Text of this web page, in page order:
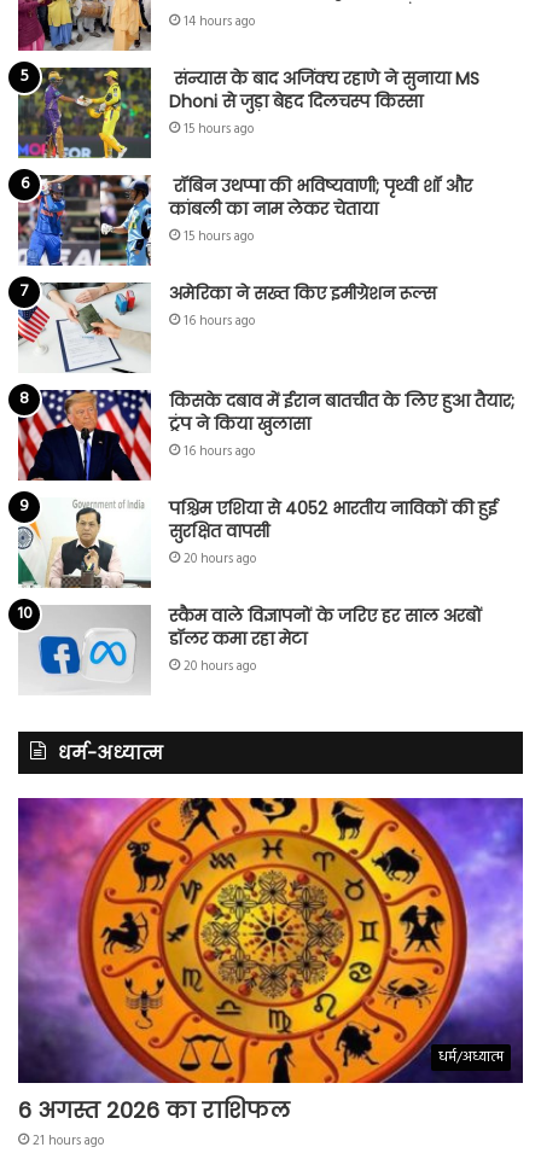
14 hours ago
संन्यास के बाद अजिंक्‍य रहाणे ने सुनाया MS
Dhoni से जुड़ा बेहद दिलचस्प किस्सा
15 hours ago
रॉबिन उथप्पा की भविष्यवाणी; पृथ्वी शॉ और
कांबली का नाम लेकर चेताया
15 hours ago
अमेरिका ने सख्त किए इमीग्रेशन रूल्स
16 hours ago
किसके दबाव में ईरान बातचीत के लिए हुआ तैयार;
ट्रंप ने किया खुलासा
16 hours ago
पश्चिम एशिया से 4052 भारतीय नाविकों की हुई
सुरक्षित वापसी
20 hours ago
स्कैम वाले विज्ञापनों के जरिए हर साल अरबों
डॉलर कमा रहा मेटा
20 hours ago
धर्म-अध्यात्म
धर्म/अध्यात्म
6 अगस्त 2026 का राशिफल
21 hours ago